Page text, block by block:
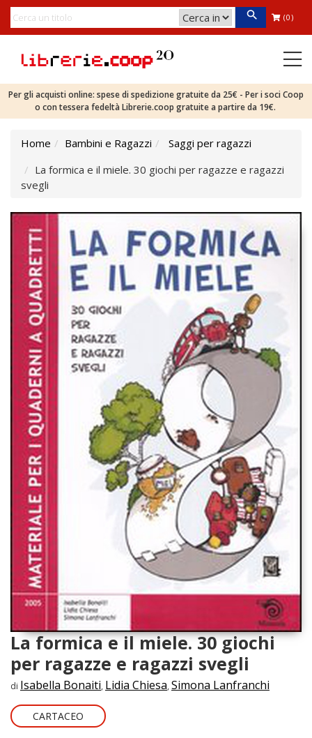
(0)
Per gli acquisti online: spese di spedizione gratuite da 25€ - Per i soci Coop
o con tessera fedeltà Librerie.coop gratuite a partire da 19€.
Home Bambini e Ragazzi
Saggi per ragazzi
La formica e il miele. 30 giochi per ragazze e ragazzi
svegli
La formica e il miele. 30 giochi
per ragazze e ragazzi svegli
di Isabella Bonaiti, Lidia Chiesa, Simona Lanfranchi
CARTACEO